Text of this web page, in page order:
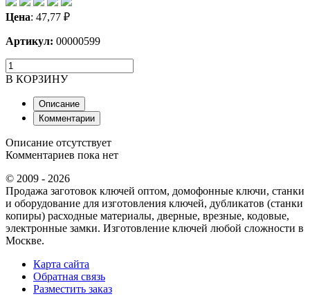
Цена: 47,77 ₽
Артикул: 00000599
В КОРЗИНУ
Описание
Комментарии
Описание отсутствует
Комментариев пока нет
© 2009 - 2026
Продажа заготовок ключей оптом, домофонные ключи, станки
и оборудование для изготовления ключей, дубликатов (станки
копиры) расходные материалы, дверные, врезные, кодовые,
электронные замки. Изготовление ключей любой сложности в
Москве.
Карта сайта
Обратная связь
Разместить заказ